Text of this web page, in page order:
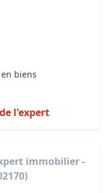
biens
l'expert
immobilier -